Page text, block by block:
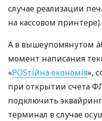
случае реализации
на кассовом принтере).
А в вышеупомянутом
момент написания
«POSтійна економія»,
при открытии счета
подключить
терминал в случае